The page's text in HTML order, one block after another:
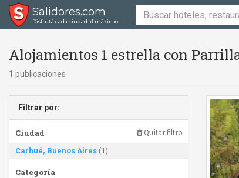
Salidores.com
Disfrutá cada ciudad al máximo
Alojamientos 1 estrella con
1 publicaciones
Filtrar por:
Ciudad Quitar filtro
Carhué, Buenos Aires (1)
Categoría